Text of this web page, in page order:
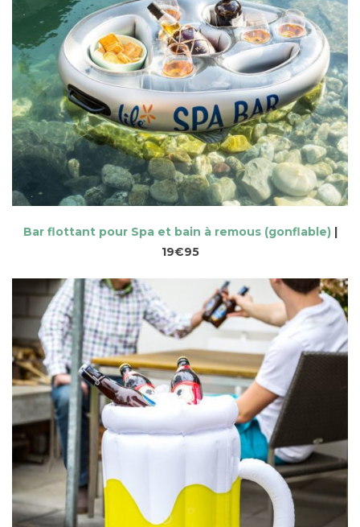
Bar flottant pour Spa et bain à remous (gonflable) |
19€95